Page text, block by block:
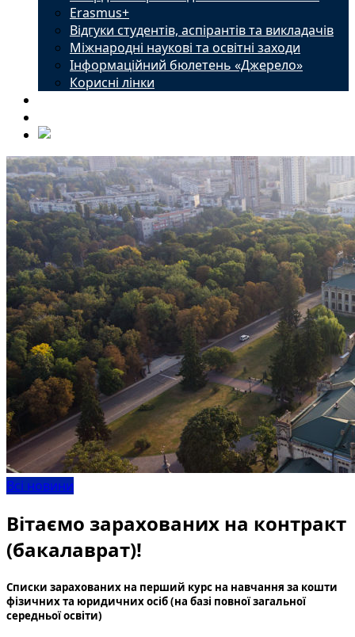
Erasmus+
Відгуки студентів, аспірантів та викладачів
Міжнародні наукові та освітні заходи
Інформаційний бюлетень «Джерело»
Корисні лінки
Всі новини
Вітаємо зарахованих на контракт
(бакалаврат)!
Списки зарахованих на перший курс на навчання за кошти
фізичних та юридичних осіб (на базі повної загальної
середньої освіти)